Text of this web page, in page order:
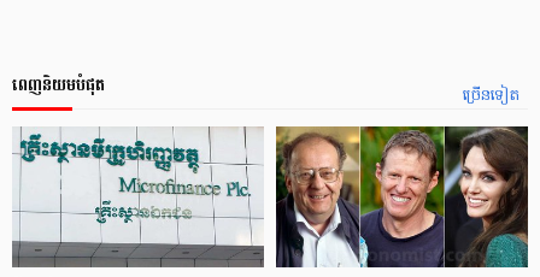
ច្រើនទៀត
ពេញនិយមបំផុត